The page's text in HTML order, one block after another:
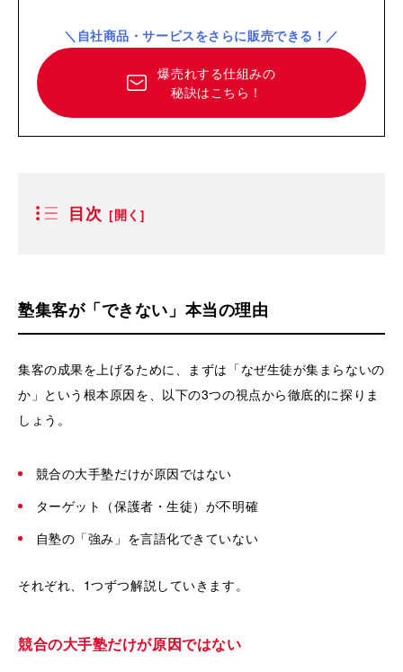
＼自社商品・サービスをさらに販売できる！／
爆売れする仕組みの
秘訣はこちら！
目次
塾集客が「できない」本当の理由
集客の成果を上げるために、まずは「なぜ生徒が集まらないの
か」という根本原因を、以下の3つの視点から徹底的に探りま
しょう。
競合の大手塾だけが原因ではない
ターゲット（保護者・生徒）が不明確
自塾の「強み」を言語化できていない
それぞれ、1つずつ解説していきます。
競合の大手塾だけが原因ではない